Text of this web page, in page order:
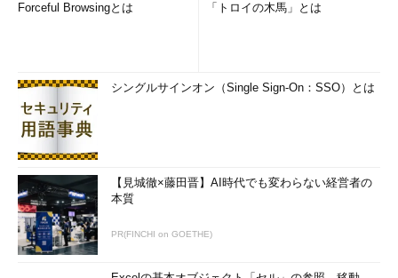
Forceful Browsingとは 「トロイの木馬」とは
シングルサインオン（Single Sign-On：SSO）とは
【見城徹×藤田晋】AI時代でも変わらない経営者の
本質
PR(FINCHI on GOETHE)